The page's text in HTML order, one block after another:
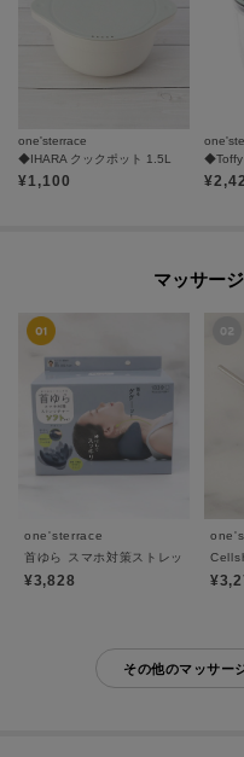
one'sterrace
◆IHARA クックポット 1.5L
¥1,100 ¥
マッサー
one'sterrace
首ゆら スマホ対策ストレッチャー
¥3,828
その他のマッサー